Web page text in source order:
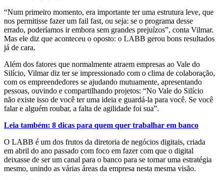
“Num primeiro momento, era importante ter uma estrutura leve, que
nos permitisse fazer um fail fast, ou seja: se o programa desse
errado, poderíamos ir embora sem grandes prejuízos”, conta Vilmar.
Mas ele diz que aconteceu o oposto: o LABB gerou bons resultados
já de cara.
Além dos fatores que normalmente atraem empresas ao Vale do
Silício, Vilmar diz ter se impressionado com o clima de colaboração,
com os empreendedores se ajudando mutuamente, apresentando
pessoas, ouvindo e compartilhando projetos: “No Vale do Silício
não existe isso de você ter uma ideia e guardá-la para você. Se você
falar e alguém roubar, a falta de agilidade foi sua”.
Leia também: 8 dicas para quem quer trabalhar em banco
O LABB é um dos frutos da diretoria de negócios digitais, criada
em abril do ano passado com foco em fazer com que o digital
deixasse de ser um canal para o banco para se tornar uma estratégia
mesmo, unindo as várias áreas da empresa nesta mesma visão.